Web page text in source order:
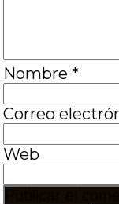
Nombre *
Correo
Web